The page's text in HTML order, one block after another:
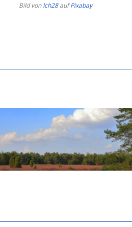
Bild vonIch28aufPixabay